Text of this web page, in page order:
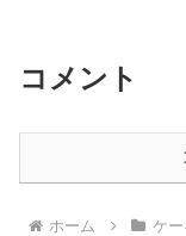
コメント
ホーム ケー